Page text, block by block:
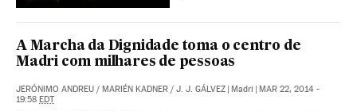
A Marcha da Dignidade toma o centro de
Madri com milhares de pessoas
JERÓNIMO ANDREU / MARIÉN KADNER / J. J. GÁLVEZ | Madri | MAR 22, 2014 -
19:58 EDT